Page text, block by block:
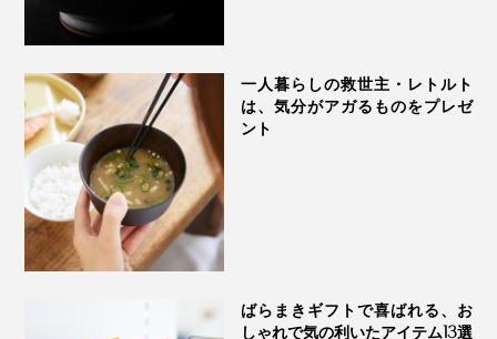
一人暮らしの救世主・レトルト
は、気分がアガるものをプレゼ
ント
ばらまきギフトで喜ばれる、お
しゃれで気の利いたアイテム13選